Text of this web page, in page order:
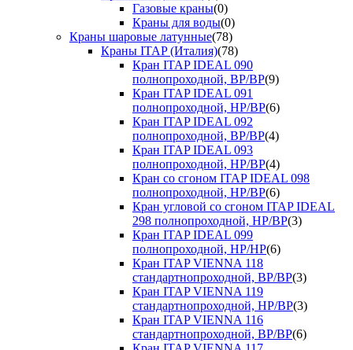
Газовые краны(0)
Краны для воды(0)
Краны шаровые латунные(78)
Краны ITAP (Италия)(78)
Кран ITAP IDEAL 090
полнопроходной, ВР/ВР(9)
Кран ITAP IDEAL 091
полнопроходной, НР/ВР(6)
Кран ITAP IDEAL 092
полнопроходной, ВР/ВР(4)
Кран ITAP IDEAL 093
полнопроходной, НР/ВР(4)
Кран со сгоном ITAP IDEAL 098
полнопроходной, НР/ВР(6)
Кран угловой со сгоном ITAP IDEAL
298 полнопроходной, НР/ВР(3)
Кран ITAP IDEAL 099
полнопроходной, НР/НР(6)
Кран ITAP VIENNA 118
стандартнопроходной, ВР/ВР(3)
Кран ITAP VIENNA 119
стандартнопроходной, НР/ВР(3)
Кран ITAP VIENNA 116
стандартнопроходной, ВР/ВР(6)